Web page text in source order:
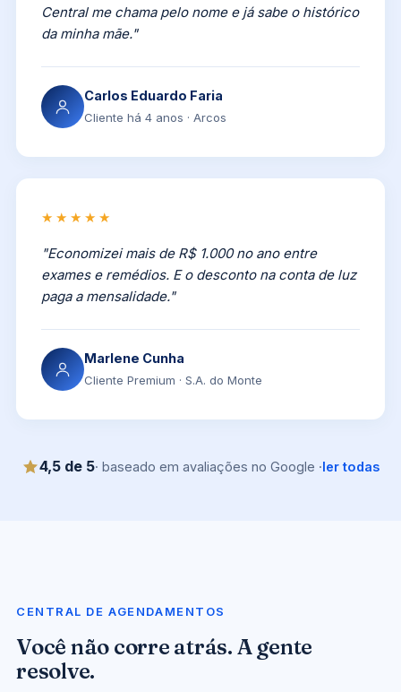
Central me chama pelo nome e já sabe o histórico
da minha mãe."
Carlos Eduardo Faria
Cliente há 4 anos · Arcos
★★★★★
"Economizei mais de R$ 1.000 no ano entre
exames e remédios. E o desconto na conta de luz
paga a mensalidade."
Marlene Cunha
Cliente Premium · S.A. do Monte
4,5 de 5· baseado em avaliações no Google ·ler todas
CENTRAL DE AGENDAMENTOS
Você não corre atrás. A gente
resolve.